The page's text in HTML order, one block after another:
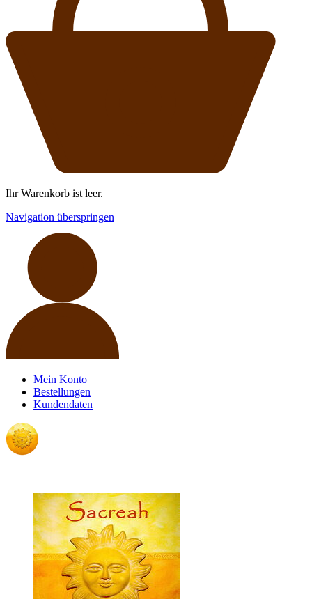
Ihr Warenkorb ist leer.
Navigation überspringen
Mein Konto
Bestellungen
Kundendaten